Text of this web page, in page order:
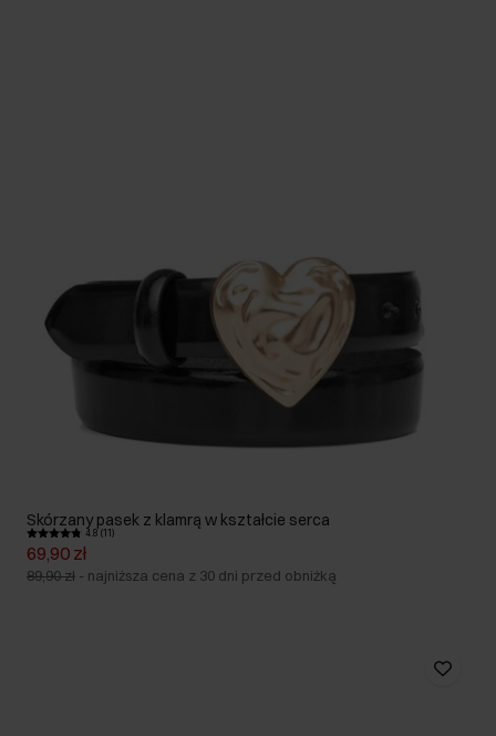
Skórzany pasek z klamrą w kształcie serca
4.8 (11)
69,90 zł
89,90 zł - najniższa cena z 30 dni przed obniżką